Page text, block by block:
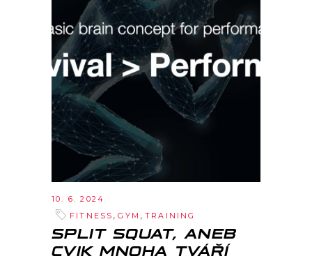
10. 6. 2024
FITNESS ,GYM ,TRAINING
SPLIT SQUAT, ANEB
CVIK MNOHA TVÁŘÍ